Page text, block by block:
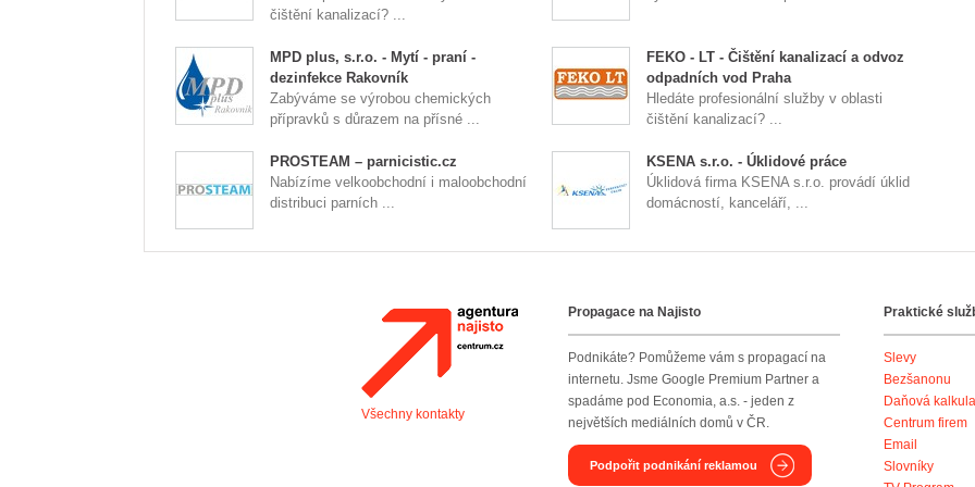
čištění kanalizací? ...
MPD plus, s.r.o. - Mytí - praní -
dezinfekce Rakovník
Zabýváme se výrobou chemických
přípravků s důrazem na přísné ...
FEKO - LT - Čištění kanalizací a odvoz
odpadních vod Praha
Hledáte profesionální služby v oblasti
čištění kanalizací? ...
PROSTEAM – parnicistic.cz
Nabízíme velkoobchodní i maloobchodní
distribuci parních ...
KSENA s.r.o. - Úklidové práce
Úklidová firma KSENA s.r.o. provádí úklid
domácností, kanceláří, ...
Agentura Najisto
Všechny kontakty
Propagace na Najisto
Podnikáte? Pomůžeme vám s propagací na
internetu. Jsme Google Premium Partner a
spadáme pod Economia, a.s. - jeden z
největších mediálních domů v ČR.
Podpořit podnikání reklamou
Praktické
Slevy
Bezšanonu
Daňová
Centrum firem
Email
Slovníky